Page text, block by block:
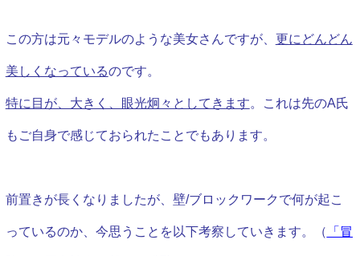
この方は元々モデルのような美女さんですが、 更にどんどん
美しくなっているのです。
特に目が、大きく、眼光炯々としてきます。これは先のA氏
もご自身で感じておられたことでもあります。
前置きが長くなりましたが、壁/ブロックワークで何が起こ
っているのか、今思うことを以下考察していきます。 （ 「冒